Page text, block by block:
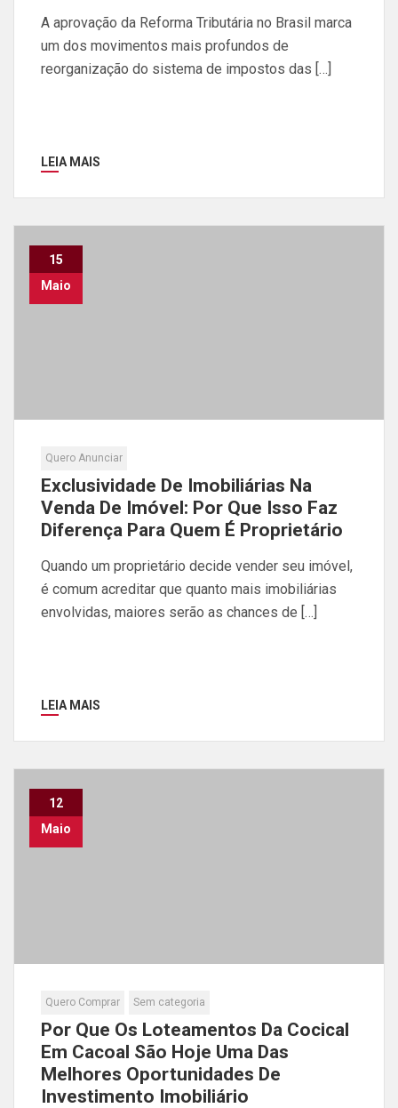
A aprovação da Reforma Tributária no Brasil marca
um dos movimentos mais profundos de
reorganização do sistema de impostos das […]
LEIA MAIS
15
Maio
Quero Anunciar
Exclusividade De Imobiliárias Na
Venda De Imóvel: Por Que Isso Faz
Diferença Para Quem É Proprietário
Quando um proprietário decide vender seu imóvel,
é comum acreditar que quanto mais imobiliárias
envolvidas, maiores serão as chances de […]
LEIA MAIS
12
Maio
Quero Comprar Sem categoria
Por Que Os Loteamentos Da Cocical
Em Cacoal São Hoje Uma Das
Melhores Oportunidades De
Investimento Imobiliário